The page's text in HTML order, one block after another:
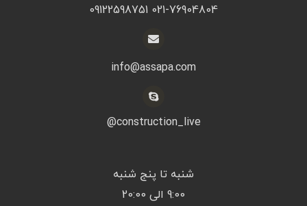
021-76904804 09122598751
info@assapa.com
construction_live@
شنبه تا پنج شنبه
9:00 الی 20:00